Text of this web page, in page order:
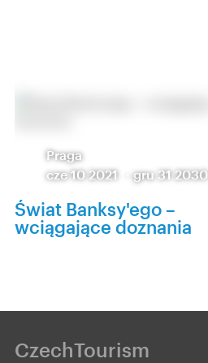
Praga
cze 10 2021
-gru 31 2030
Świat Banksy'ego –
wciągające doznania
CzechTourism